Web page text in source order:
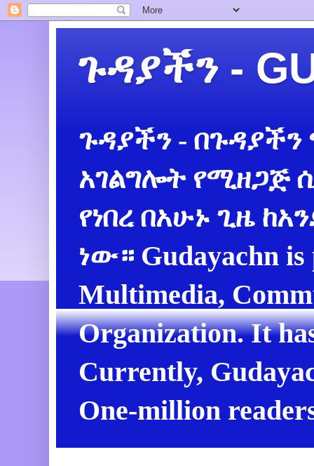
ጉዳያችን -
ጉዳያችን -
አገልግሎት የሚዘጋጅ
የነበረ በአሁኑ ጊዜ
ነው። Gudayachn is
Multimedia,
Organization. It
Currently,
One-million